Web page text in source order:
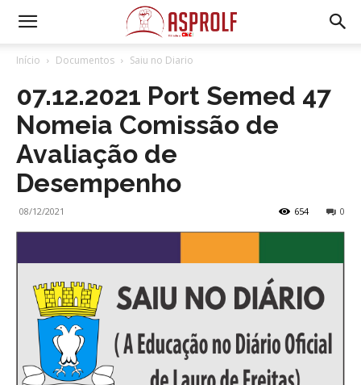
Início Documentos Saiu no Diario
07.12.2021 Port Semed 47
Nomeia Comissão de
Avaliação de
Desempenho
08/12/2021 0
654